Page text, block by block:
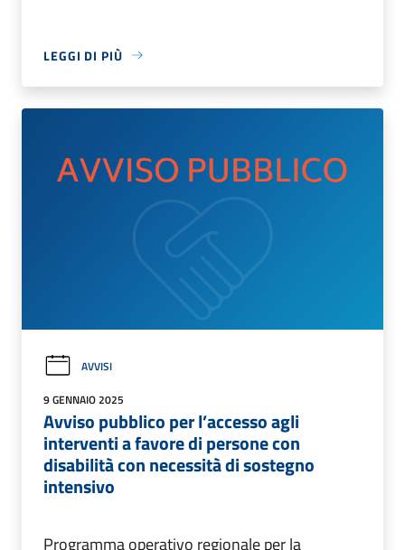
LEGGI DI PIÙ
AVVISI
9 GENNAIO 2025
Avviso pubblico per l’accesso agli
interventi a favore di persone con
disabilità con necessità di sostegno
intensivo
Programma operativo regionale per la